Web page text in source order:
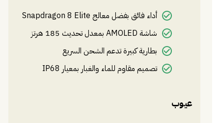
أداء فائق بفضل معالج Snapdragon 8 Elite
شاشة AMOLED بمعدل تحديث 185 هرتز
بطارية كبيرة تدعم الشحن السريع
تصميم مقاوم للماء والغبار بمعيار IP68
عيوب